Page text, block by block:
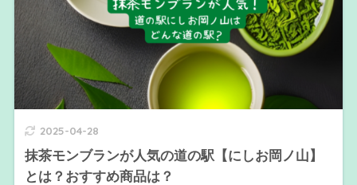
2025-04-28
抹茶モンブランが人気の道の駅【にしお岡ノ山】
とは？おすすめ商品は？